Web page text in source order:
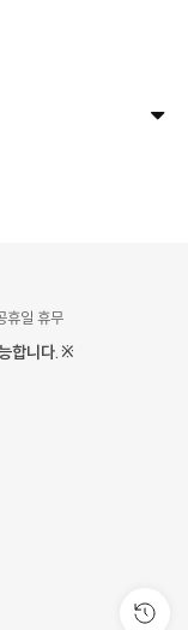
휴일 휴무
합니다.※